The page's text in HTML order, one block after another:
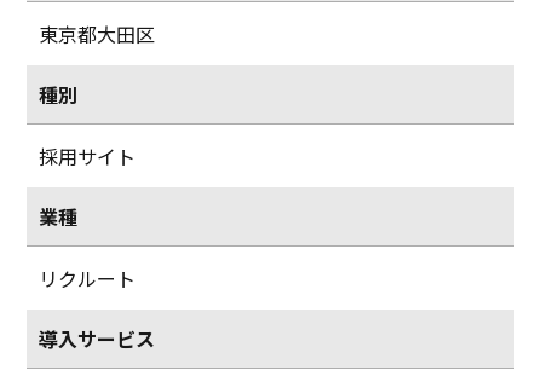
東京都大田区
種別
採用サイト
業種
リクルート
導入サービス